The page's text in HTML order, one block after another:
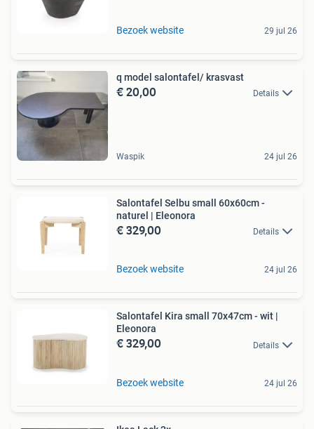
Bezoek website 29 jul 26
q model salontafel/ krasvast
€ 20,00 Details
Waspik 24 jul 26
Salontafel Selbu small 60x60cm -
naturel | Eleonora
€ 329,00 Details
Bezoek website 24 jul 26
Salontafel Kira small 70x47cm - wit |
Eleonora
€ 329,00 Details
Bezoek website 24 jul 26